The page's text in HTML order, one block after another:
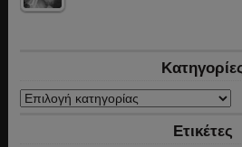
Κατηγορίες
Ετικέτες